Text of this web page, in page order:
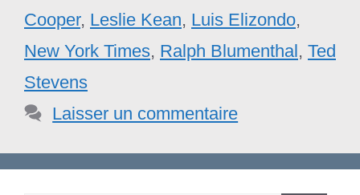
Cooper, Leslie Kean, Luis Elizondo,
New York Times, Ralph Blumenthal, Ted
Stevens
Laisser un commentaire